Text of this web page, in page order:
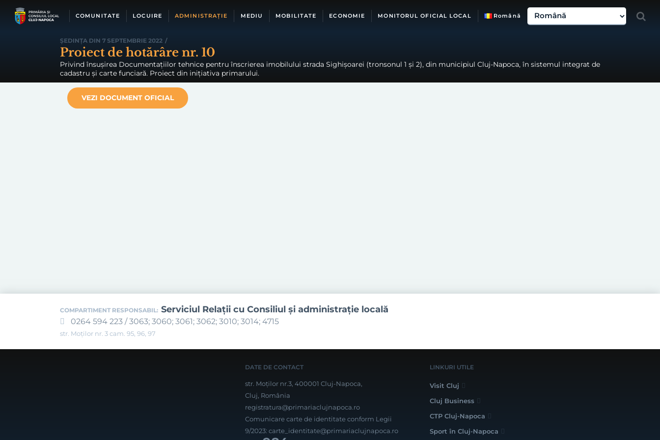
COMUNITATE LOCUIRE ADMINISTRAȚIE MEDIU MOBILITATE ECONOMIE MONITORUL OFICIAL LOCAL Română
ȘEDINȚA DIN 7 SEPTEMBRIE 2022 /
Proiect de hotărâre nr. 10
Privind însușirea Documentațiilor tehnice pentru înscrierea imobilului strada Sighișoarei (tronsonul 1 și 2), din municipiul Cluj-Napoca, în sistemul integrat de
cadastru și carte funciară. Proiect din inițiativa primarului.
VEZI DOCUMENT OFICIAL
COMPARTIMENT RESPONSABIL: Serviciul Relaţii cu Consiliul şi administraţie locală
0264 594 223 / 3063; 3060; 3061; 3062; 3010; 3014; 4715
str. Moților nr. 3 cam. 95, 96, 97
DATE DE CONTACT
str. Moților nr.3, 400001 Cluj-Napoca,
Cluj, România
registratura@primariaclujnapoca.ro
Comunicare carte de identitate conform Legii
9/2023: carte_identitate@primariaclujnapoca.ro
LINKURI UTILE
Visit Cluj
Cluj Business
CTP Cluj-Napoca
Sport în Cluj-Napoca